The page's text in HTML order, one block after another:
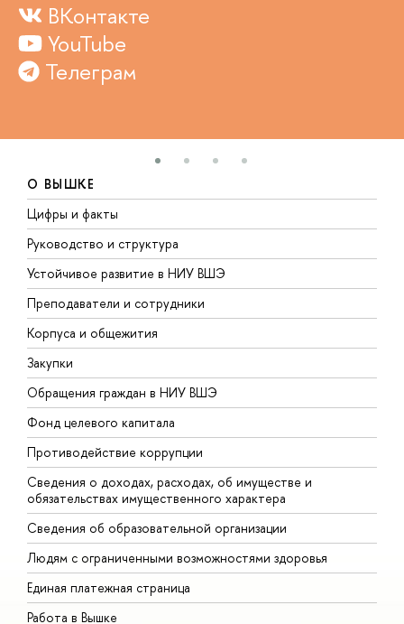
ВКонтакте
YouTube
Телеграм
О ВЫШКЕ
Цифры и факты
Руководство и структура
Устойчивое развитие в НИУ ВШЭ
Преподаватели и сотрудники
Корпуса и общежития
Закупки
Обращения граждан в НИУ ВШЭ
Фонд целевого капитала
Противодействие коррупции
Сведения о доходах, расходах, об имуществе и
обязательствах имущественного характера
Сведения об образовательной организации
Людям с ограниченными возможностями здоровья
Единая платежная страница
Работа в Вышке